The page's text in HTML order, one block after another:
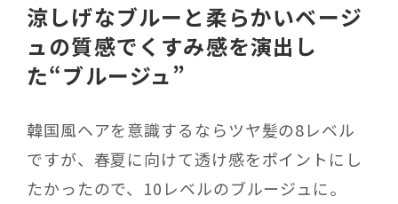
涼しげなブルーと柔らかいベージ
ュの質感でくすみ感を演出し
た“ブルージュ”
韓国風ヘアを意識するならツヤ髪の8レベル
ですが、春夏に向けて透け感をポイントにし
たかったので、 10 レベルのブルージュに。